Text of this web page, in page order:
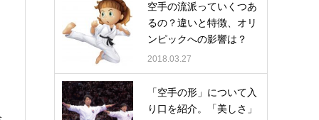
空手の流派っていくつあ
るの？違いと特徴、オリ
ンピックへの影響は？
2018.03.27
「空手の形」について入
り口を紹介。「美しさ」